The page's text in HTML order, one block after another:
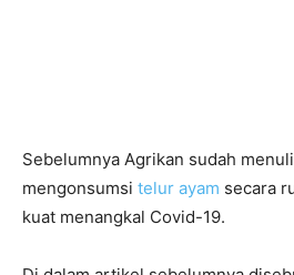
Sebelumnya Agrikan sudah
mengonsumsi telur ayam secara
kuat menangkal Covid-19.